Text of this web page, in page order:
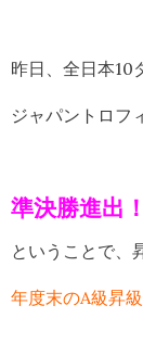
昨日、全日本10
ジャパントロフ
準決勝進出
ということで、
年度末のA級昇